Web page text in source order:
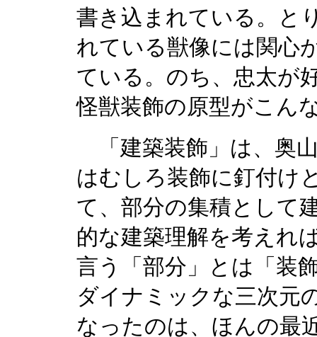
書き込まれている。と
れている獣像には関心
ている。のち、忠太が
怪獣装飾の原型がこん
「建築装飾」は、奥
はむしろ装飾に釘付け
て、部分の集積として
的な建築理解を考えれ
言う「部分」とは「装
ダイナミックな三次元
なったのは、ほんの最